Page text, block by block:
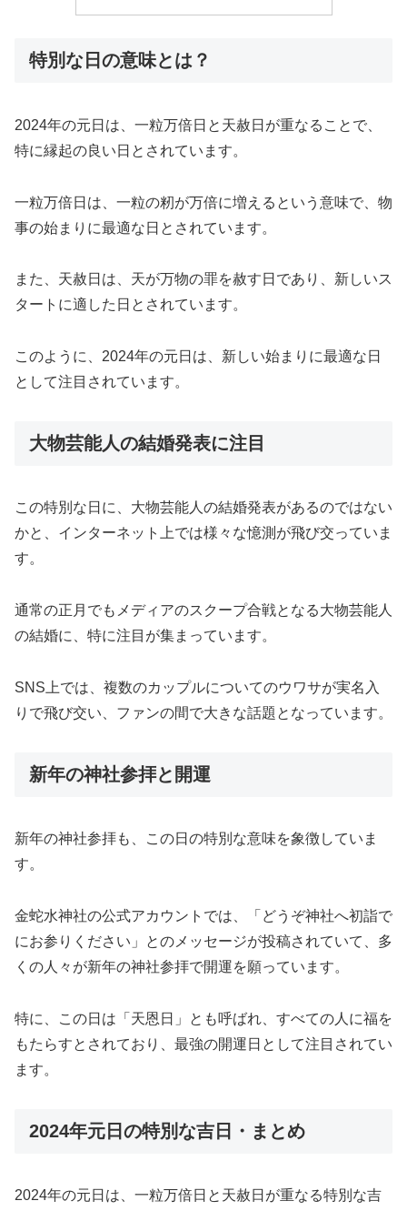
特別な日の意味とは？
2024年の元日は、一粒万倍日と天赦日が重なることで、
特に縁起の良い日とされています。
一粒万倍日は、一粒の籾が万倍に増えるという意味で、物
事の始まりに最適な日とされています。
また、天赦日は、天が万物の罪を赦す日であり、新しいス
タートに適した日とされています。
このように、2024年の元日は、新しい始まりに最適な日
として注目されています。
大物芸能人の結婚発表に注目
この特別な日に、大物芸能人の結婚発表があるのではない
かと、インターネット上では様々な憶測が飛び交っていま
す。
通常の正月でもメディアのスクープ合戦となる大物芸能人
の結婚に、特に注目が集まっています。
SNS上では、複数のカップルについてのウワサが実名入
りで飛び交い、ファンの間で大きな話題となっています。
新年の神社参拝と開運
新年の神社参拝も、この日の特別な意味を象徴していま
す。
金蛇水神社の公式アカウントでは、「どうぞ神社へ初詣で
にお参りください」とのメッセージが投稿されていて、多
くの人々が新年の神社参拝で開運を願っています。
特に、この日は「天恩日」とも呼ばれ、すべての人に福を
もたらすとされており、最強の開運日として注目されてい
ます。
2024年元日の特別な吉日・まとめ
2024年の元日は、一粒万倍日と天赦日が重なる特別な吉